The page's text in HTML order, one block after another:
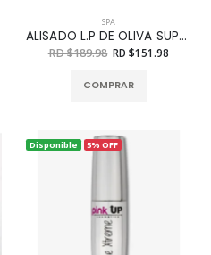
SPA
ALISADO L.P DE OLIVA SUPER 1AP.
RD $189.98 RD $151.98
COMPRAR
Disponible 5% OFF